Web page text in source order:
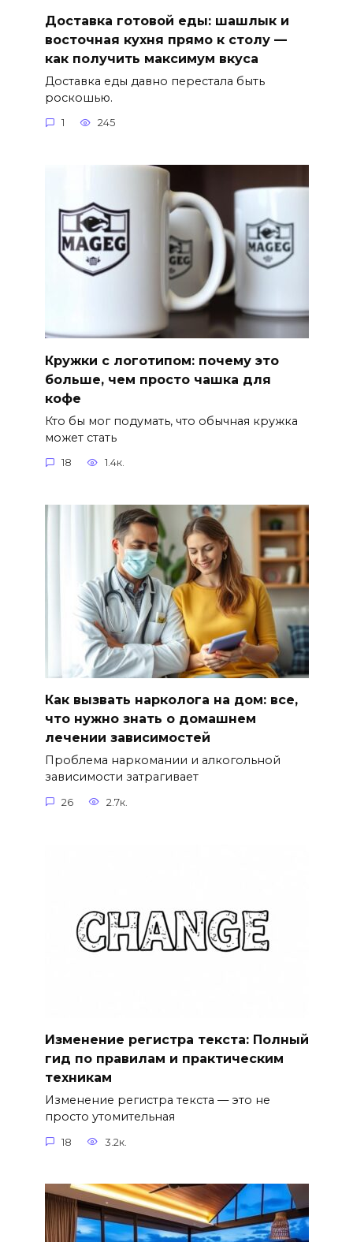
Доставка готовой еды: шашлык и
восточная кухня прямо к столу —
как получить максимум вкуса
Доставка еды давно перестала быть
роскошью.
1 245
Кружки с логотипом: почему это
больше, чем просто чашка для
кофе
Кто бы мог подумать, что обычная кружка
может стать
18 1.4к.
Как вызвать нарколога на дом: все,
что нужно знать о домашнем
лечении зависимостей
Проблема наркомании и алкогольной
зависимости затрагивает
26 2.7к.
Изменение регистра текста: Полный
гид по правилам и практическим
техникам
Изменение регистра текста — это не
просто утомительная
18 3.2к.